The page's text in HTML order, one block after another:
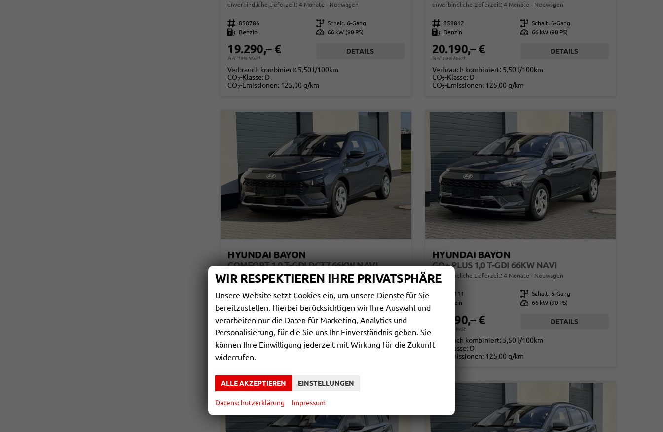
unverbindliche Lieferzeit:4 Monate Neuwagen
Fahrzeugnr. 858786 Getriebe Schalt. 6-Gang
Kraftstoff
Benzin Leistung 66 kW (90 PS)
19.290,– €
incl. 19% MwSt.
DETAILS
Verbrauch kombiniert: 5,50 l/100km
CO2-Klasse: D
CO2-Emissionen: 125,00 g/km
unverbindliche Lieferzeit: 4 Monate Neuwagen
Fahrzeugnr. 858812 Getriebe Schalt. 6-Gang
Kraftstoff
Benzin Leistung 66 kW (90 PS)
20.190,– €
incl. 19% MwSt.
DETAILS
Verbrauch kombiniert: 5,50 l/100km
CO2-Klasse: D
CO2-Emissionen: 125,00 g/km
HYUNDAI BAYON
COMFORT 1,0 T-GDI DCT7 66KW NAVI
unverbindliche Lieferzeit:4 Monate Neuwagen
Fahrzeugnr. 858798 Getriebe Automatik
20.640,– €
incl. 19% MwSt.
DETAILS
Verbrauch kombiniert:
5,40 l/100km
CO -Klasse: D
CO2-Emissionen:
HYUNDAI BAYON
GO+ PLUS 1,0 T-GDI 66KW NAVI
unverbindliche Lieferzeit: 4 Monate Neuwagen
860111 Getriebe Schalt. 6-Gang
Benzin Leistung 66 kW (90 PS)
21.190,– €
incl. 19% MwSt.
DETAILS
Verbrauch kombiniert: 5,50 l/100km
CO
-Klasse: D
-Emissionen: 125,00 g/km
WIR RESPEKTIEREN IHRE PRIVATSPHÄRE
Unsere Website setzt Cookies ein, um unsere Dienste für Sie
bereitzustellen. Hierbei berücksichtigen wir Ihre Auswahl und
verarbeiten nur die Daten für Marketing, Analytics und
Personalisierung, für die Sie uns Ihr Einverständnis geben. Sie
können Ihre Einwilligung jederzeit mit Wirkung für die Zukunft
widerrufen.
ALLE AKZEPTIEREN EINSTELLUNGEN
Datenschutzerklärung Impressum